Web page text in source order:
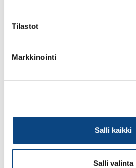
Tilastot
Markkinointi
Salli kaikki
Salli valinta
saumakumi 95×105
viimeistelyyn